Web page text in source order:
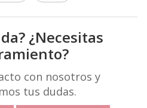
¿Necesitas
con nosotros y
tus dudas.